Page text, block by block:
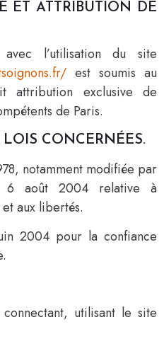
ET ATTRIBUTION DE
l’utilisation du site
est soumis au
exclusive de
de Paris.
LOIS CONCERNÉES.
notamment modifiée par
août 2004 relative à
aux libertés.
2004 pour la confiance
utilisant le site